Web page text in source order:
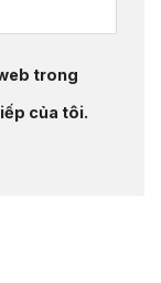
trong
của tôi.